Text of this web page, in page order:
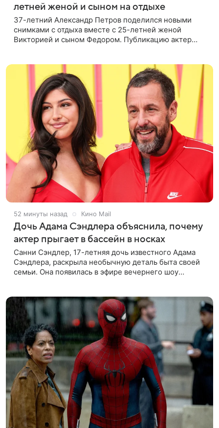
летней женой и сыном на отдыхе
37-летний Александр Петров поделился новыми
снимками с отдыха вместе с 25-летней женой
Викторией и сыном Федором. Публикацию актер
52 минуты назад Кино Mail
Дочь Адама Сэндлера объяснила, почему
актер прыгает в бассейн в носках
Санни Сэндлер, 17-летняя дочь известного Адама
Сэндлера, раскрыла необычную деталь быта своей
семьи. Она появилась в эфире вечернего шоу